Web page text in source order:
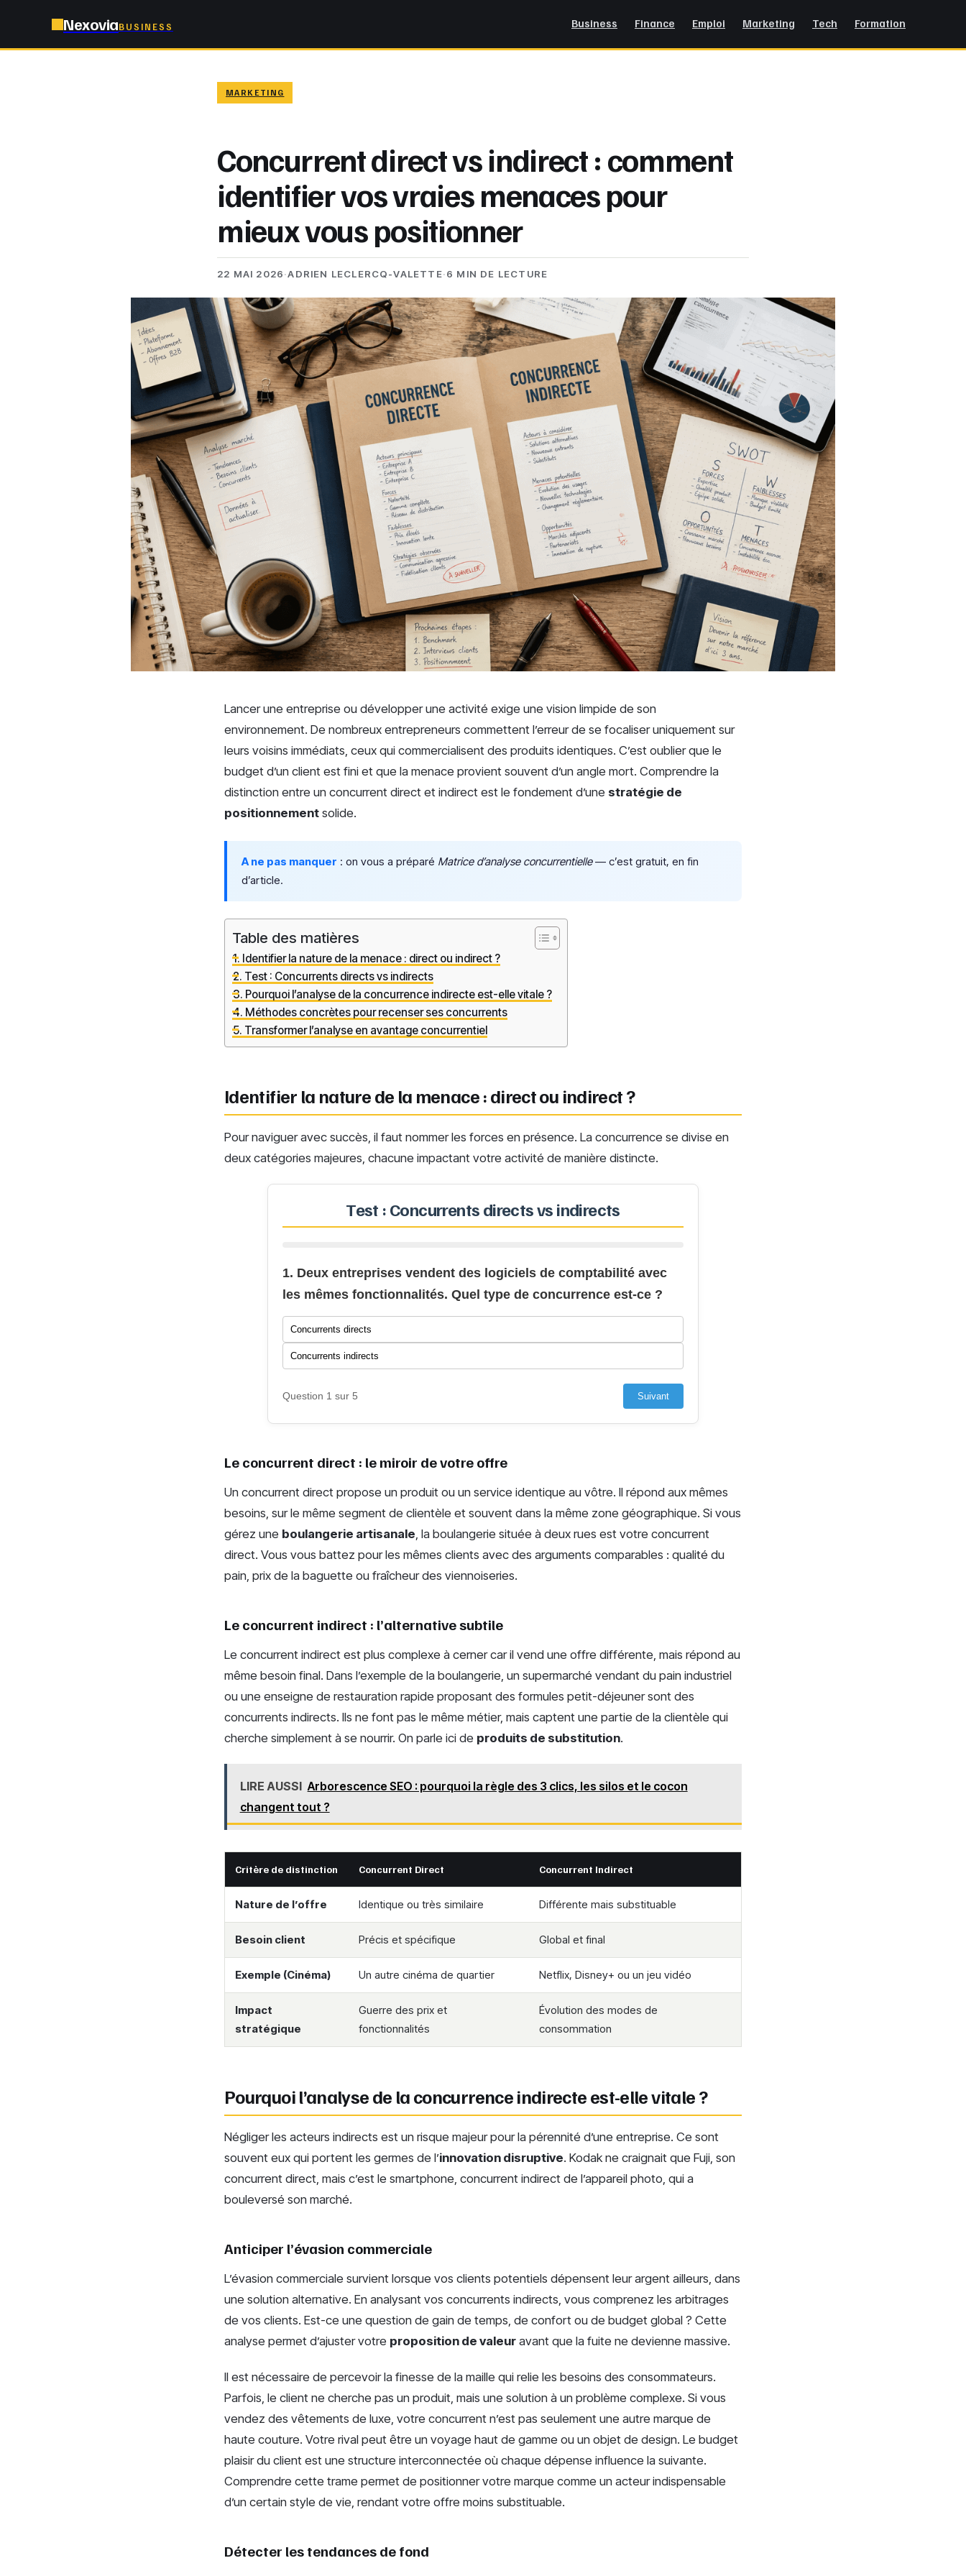
NexoviaBUSINESS Business Finance Emploi Marketing Tech Formation
MARKETING
Concurrent direct vs indirect : comment
identifier vos vraies menaces pour
mieux vous positionner
22 MAI 2026·ADRIEN LECLERCQ-VALETTE·6 MIN DE LECTURE
Lancer une entreprise ou développer une activité exige une vision limpide de son
environnement. De nombreux entrepreneurs commettent l’erreur de se focaliser uniquement sur
leurs voisins immédiats, ceux qui commercialisent des produits identiques. C’est oublier que le
budget d’un client est fini et que la menace provient souvent d’un angle mort. Comprendre la
distinction entre un concurrent direct et indirect est le fondement d’une stratégie de
positionnement solide.
A ne pas manquer : on vous a préparé Matrice d’analyse concurrentielle— c’est gratuit, en fin
d’article.
Table des matières
Identifier la nature de la menace : direct ou indirect ?
Test : Concurrents directs vs indirects
Pourquoi l’analyse de la concurrence indirecte est-elle vitale ?
Méthodes concrètes pour recenser ses concurrents
Transformer l’analyse en avantage concurrentiel
Identifier la nature de la menace : direct ou indirect ?
Pour naviguer avec succès, il faut nommer les forces en présence. La concurrence se divise en
deux catégories majeures, chacune impactant votre activité de manière distincte.
Test : Concurrents directs vs indirects
1. Deux entreprises vendent des logiciels de comptabilité avec
les mêmes fonctionnalités. Quel type de concurrence est-ce ?
Concurrents directs
Concurrents indirects
Question 1 sur 5 Suivant
Le concurrent direct : le miroir de votre offre
Un concurrent direct propose un produit ou un service identique au vôtre. Il répond aux mêmes
besoins, sur le même segment de clientèle et souvent dans la même zone géographique. Si vous
gérez une boulangerie artisanale , la boulangerie située à deux rues est votre concurrent
direct. Vous vous battez pour les mêmes clients avec des arguments comparables : qualité du
pain, prix de la baguette ou fraîcheur des viennoiseries.
Le concurrent indirect : l’alternative subtile
Le concurrent indirect est plus complexe à cerner car il vend une offre différente, mais répond au
même besoin final. Dans l’exemple de la boulangerie, un supermarché vendant du pain industriel
ou une enseigne de restauration rapide proposant des formules petit-déjeuner sont des
concurrents indirects. Ils ne font pas le même métier, mais captent une partie de la clientèle qui
cherche simplement à se nourrir. On parle ici de produits de substitution.
LIRE AUSSI Arborescence SEO : pourquoi la règle des 3 clics, les silos et le cocon
changent tout ?
Critère de distinction Concurrent Direct Concurrent Indirect
Nature de l’offre Identique ou très similaire Différente mais substituable
Besoin client Précis et spécifique Global et final
Exemple (Cinéma) Un autre cinéma de quartier Netflix, Disney+ ou un jeu vidéo
Impact
stratégique
Guerre des prix et
fonctionnalités
Évolution des modes de
consommation
Pourquoi l’analyse de la concurrence indirecte est-elle vitale ?
Négliger les acteurs indirects est un risque majeur pour la pérennité d’une entreprise. Ce sont
souvent eux qui portent les germes de l’innovation disruptive. Kodak ne craignait que Fuji, son
concurrent direct, mais c’est le smartphone, concurrent indirect de l’appareil photo, qui a
bouleversé son marché.
Anticiper l’évasion commerciale
L’évasion commerciale survient lorsque vos clients potentiels dépensent leur argent ailleurs, dans
une solution alternative. En analysant vos concurrents indirects, vous comprenez les arbitrages
de vos clients. Est-ce une question de gain de temps, de confort ou de budget global ? Cette
analyse permet d’ajuster votre proposition de valeur avant que la fuite ne devienne massive.
Il est nécessaire de percevoir la finesse de la maille qui relie les besoins des consommateurs.
Parfois, le client ne cherche pas un produit, mais une solution à un problème complexe. Si vous
vendez des vêtements de luxe, votre concurrent n’est pas seulement une autre marque de
haute couture. Votre rival peut être un voyage haut de gamme ou un objet de design. Le budget
plaisir du client est une structure interconnectée où chaque dépense influence la suivante.
Comprendre cette trame permet de positionner votre marque comme un acteur indispensable
d’un certain style de vie, rendant votre offre moins substituable.
Détecter les tendances de fond